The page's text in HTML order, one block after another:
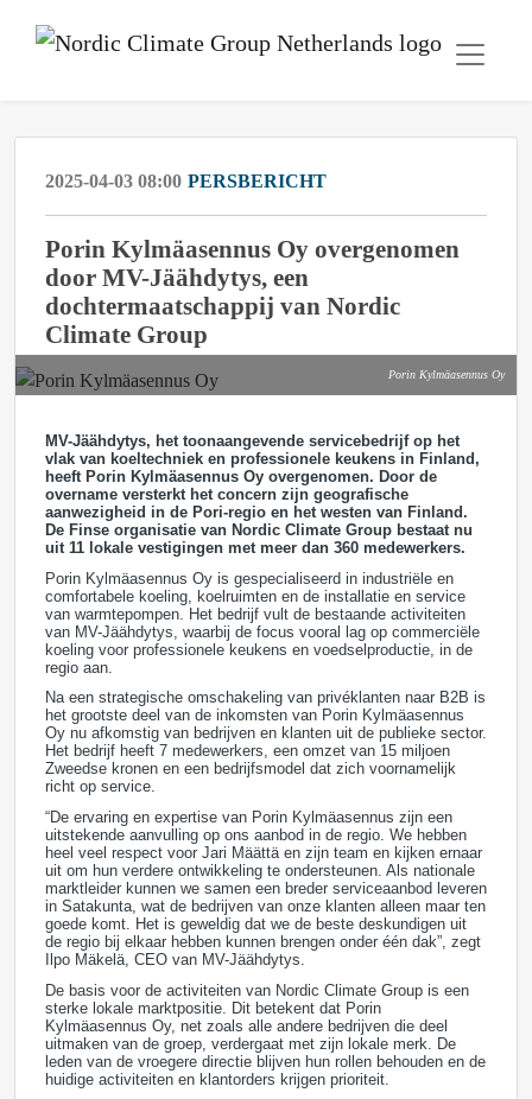
2025-04-03 08:00 PERSBERICHT
Porin Kylmäasennus Oy overgenomen
door MV-Jäähdytys, een
dochtermaatschappij van Nordic
Climate Group
Porin Kylmäasennus Oy
MV-Jäähdytys, het toonaangevende servicebedrijf op het
vlak van koeltechniek en professionele keukens in Finland,
heeft Porin Kylmäasennus Oy overgenomen. Door de
overname versterkt het concern zijn geografische
aanwezigheid in de Pori-regio en het westen van Finland.
De Finse organisatie van Nordic Climate Group bestaat nu
uit 11 lokale vestigingen met meer dan 360 medewerkers.
Porin Kylmäasennus Oy is gespecialiseerd in industriële en
comfortabele koeling, koelruimten en de installatie en service
van warmtepompen. Het bedrijf vult de bestaande activiteiten
van MV-Jäähdytys, waarbij de focus vooral lag op commerciële
koeling voor professionele keukens en voedselproductie, in de
regio aan.
Na een strategische omschakeling van privéklanten naar B2B is
het grootste deel van de inkomsten van Porin Kylmäasennus
Oy nu afkomstig van bedrijven en klanten uit de publieke sector.
Het bedrijf heeft 7 medewerkers, een omzet van 15 miljoen
Zweedse kronen en een bedrijfsmodel dat zich voornamelijk
richt op service.
“De ervaring en expertise van Porin Kylmäasennus zijn een
uitstekende aanvulling op ons aanbod in de regio. We hebben
heel veel respect voor Jari Määttä en zijn team en kijken ernaar
uit om hun verdere ontwikkeling te ondersteunen. Als nationale
marktleider kunnen we samen een breder serviceaanbod leveren
in Satakunta, wat de bedrijven van onze klanten alleen maar ten
goede komt. Het is geweldig dat we de beste deskundigen uit
de regio bij elkaar hebben kunnen brengen onder één dak”, zegt
Ilpo Mäkelä, CEO van MV-Jäähdytys.
De basis voor de activiteiten van Nordic Climate Group is een
sterke lokale marktpositie. Dit betekent dat Porin
Kylmäasennus Oy, net zoals alle andere bedrijven die deel
uitmaken van de groep, verdergaat met zijn lokale merk. De
leden van de vroegere directie blijven hun rollen behouden en de
huidige activiteiten en klantorders krijgen prioriteit.